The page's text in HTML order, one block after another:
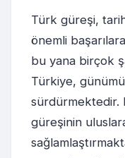
Türk güreşi,
önemli
bu yana birçok
Türkiye,
sürdürmektedir.
güreşinin